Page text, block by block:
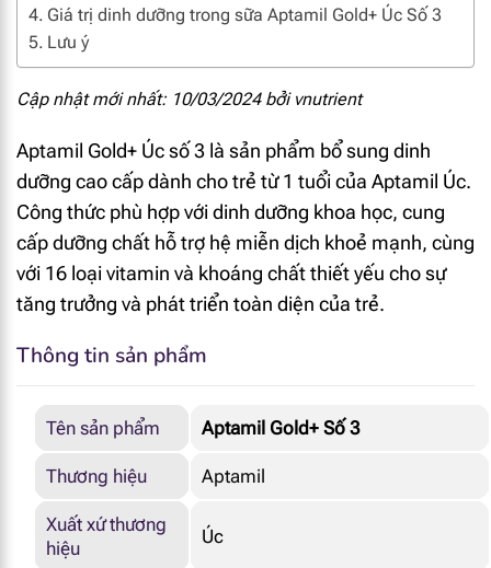
Giá trị dinh dưỡng trong sữa Aptamil Gold+ Úc Số 3
Lưu ý
Cập nhật mới nhất: 10/03/2024 bởi vnutrient
Aptamil Gold+ Úc số 3 là sản phẩm bổ sung dinh
dưỡng cao cấp dành cho trẻ từ 1 tuổi của Aptamil Úc.
Công thức phù hợp với dinh dưỡng khoa học, cung
cấp dưỡng chất hỗ trợ hệ miễn dịch khoẻ mạnh, cùng
với 16 loại vitamin và khoáng chất thiết yếu cho sự
tăng trưởng và phát triển toàn diện của trẻ.
Thông tin sản phẩm
Tên sản phẩm Aptamil Gold+ Số 3
Thương hiệu Aptamil
Xuất xứ thương
hiệu
Úc